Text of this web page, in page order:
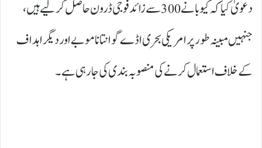
دعویٰ کیا کہ کیوبا نے 300 سے زائد فوجی ڈرون حاصل کر لیے ہیں،
جنہیں مبینہ طور پر امریکی بحری اڈے گوانتانامو بے اور دیگر اہداف
کے خلاف استعمال کرنے کی منصوبہ بندی کی جا رہی ہے۔